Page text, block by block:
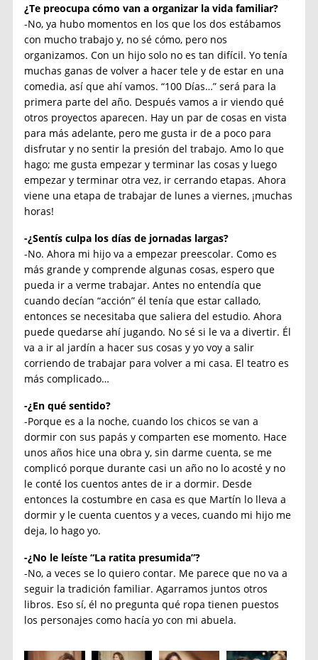
¿Te preocupa cómo van a organizar la vida familiar?
-No, ya hubo momentos en los que los dos estábamos
con mucho trabajo y, no sé cómo, pero nos
organizamos. Con un hijo solo no es tan difícil. Yo tenía
muchas ganas de volver a hacer tele y de estar en una
comedia, así que ahí vamos. “100 Días…” será para la
primera parte del año. Después vamos a ir viendo qué
otros proyectos aparecen. Hay un par de cosas en vista
para más adelante, pero me gusta ir de a poco para
disfrutar y no sentir la presión del trabajo. Amo lo que
hago; me gusta empezar y terminar las cosas y luego
empezar y terminar otra vez, ir cerrando etapas. Ahora
viene una etapa de trabajar de lunes a viernes, ¡muchas
horas!
-¿Sentís culpa los días de jornadas largas?
-No. Ahora mi hijo va a empezar preescolar. Como es
más grande y comprende algunas cosas, espero que
pueda ir a verme trabajar. Antes no entendía que
cuando decían “acción” él tenía que estar callado,
entonces se necesitaba que saliera del estudio. Ahora
puede quedarse ahí jugando. No sé si le va a divertir. Él
va a ir al jardín a hacer sus cosas y yo voy a salir
corriendo de trabajar para volver a mi casa. El teatro es
más complicado…
-¿En qué sentido?
-Porque es a la noche, cuando los chicos se van a
dormir con sus papás y comparten ese momento. Hace
unos años hice una obra y, sin darme cuenta, se me
complicó porque durante casi un año no lo acosté y no
le conté los cuentos antes de ir a dormir. Desde
entonces la costumbre en casa es que Martín lo lleva a
dormir y le cuenta cuentos y a veces, cuando mi hijo me
deja, lo hago yo.
-¿No le leíste “La ratita presumida”?
-No, a veces se lo quiero contar. Me parece que no va a
seguir la tradición familiar. Agarramos juntos otros
libros. Eso sí, él no pregunta qué ropa tienen puestos
los personajes como hacía yo con mi abuela.